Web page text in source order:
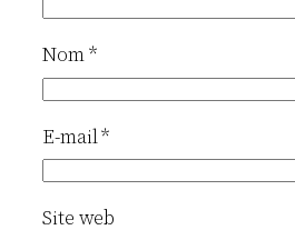
Nom*
E-mail*
Site web